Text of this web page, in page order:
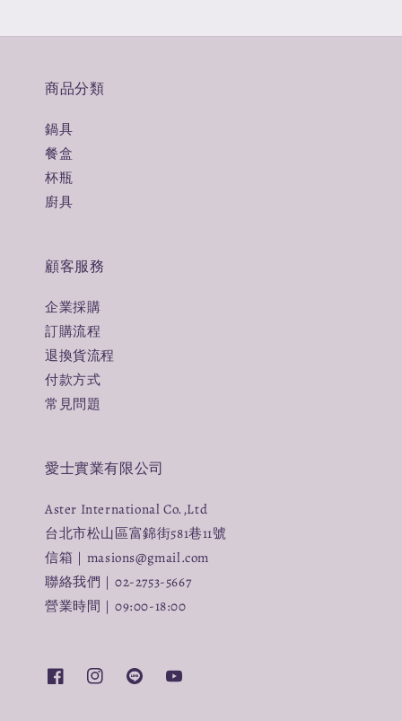
商品分類
鍋具
餐盒
杯瓶
廚具
顧客服務
企業採購
訂購流程
退換貨流程
付款方式
常見問題
愛士實業有限公司
Aster International Co.,Ltd
台北市松山區富錦街581巷11號
信箱｜masions@gmail.com
聯絡我們｜02-2753-5667
營業時間｜09:00-18:00